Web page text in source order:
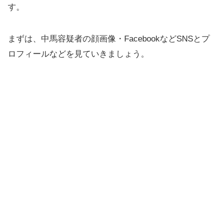
す。
まずは、中馬容疑者の顔画像・FacebookなどSNSとプ
ロフィールなどを見ていきましょう。